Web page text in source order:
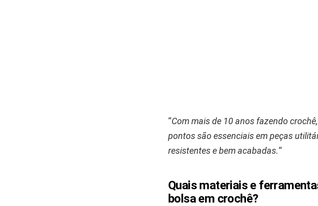
“Com mais de 10 anos fazendo
pontos são essenciais em peças
resistentes e bem acabadas.“
Quais materiais e
bolsa em crochê?